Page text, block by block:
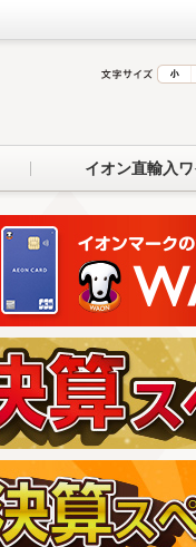
イオン直輸入